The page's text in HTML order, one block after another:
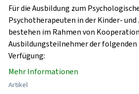
Für die Ausbildung zum
Psychotherapeuten in der Kinder-
bestehen im Rahmen von
Ausbildungsteilnehmer der
Verfügung:
Mehr Informationen
Artikel